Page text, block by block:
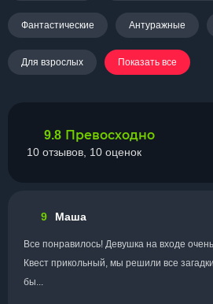
Фантастические Антуражные
Для взрослых Показать все
9.8 Превосходно
10 отзывов, 10 оценок
9 Маша
Все понравилось! Девушка на входе
Квест прикольный, мы решили все
бы...